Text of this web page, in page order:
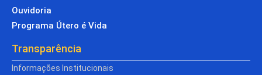
Ouvidoria
Programa Útero é Vida
Transparência
Informações Institucionais